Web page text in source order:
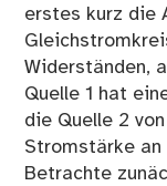
erstes kurz die
Widerständen,
Quelle 1 hat
die Quelle 2
Stromstärke an
Betrachte